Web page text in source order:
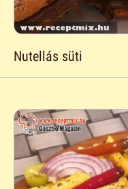
Nutellás süti